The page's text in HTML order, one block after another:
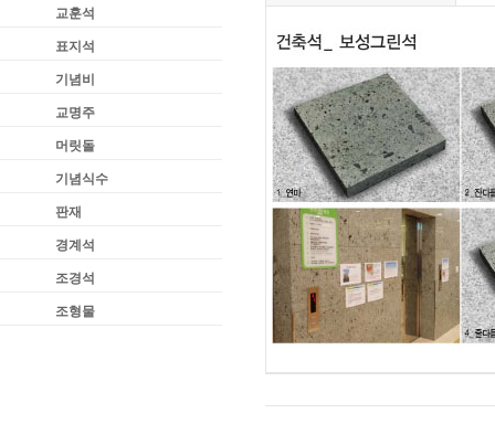
교훈석
표지석
기념비
교명주
머릿돌
기념식수
판재
경계석
조경석
조형물